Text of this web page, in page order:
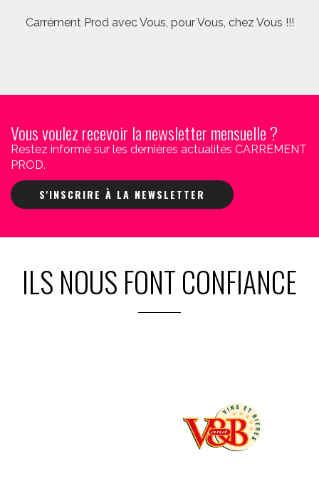
Carrément Prod avec Vous, pour Vous, chez Vous !!!
Vous voulez recevoir la newsletter mensuelle ?
Restez informé sur les dernières actualités CARREMENT
PROD.
S'INSCRIRE À LA NEWSLETTER
ILS NOUS FONT CONFIANCE